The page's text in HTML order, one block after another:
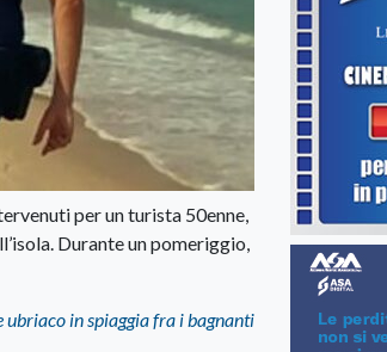
per un turista 50enne,
Durante un pomeriggio,
ubriaco in spiaggia fra i bagnanti